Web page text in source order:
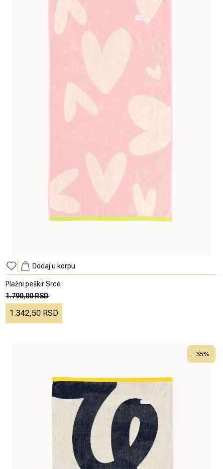
Dodaj u korpu
Plažni peškir Srce
1.790,00 RSD
1.342,50 RSD
-35%